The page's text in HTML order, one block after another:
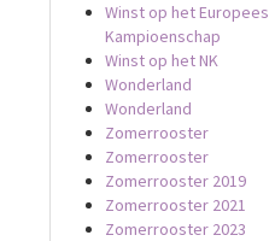
Winst op het Europees
Kampioenschap
Winst op het NK
Wonderland
Wonderland
Zomerrooster
Zomerrooster
Zomerrooster 2019
Zomerrooster 2021
Zomerrooster 2023